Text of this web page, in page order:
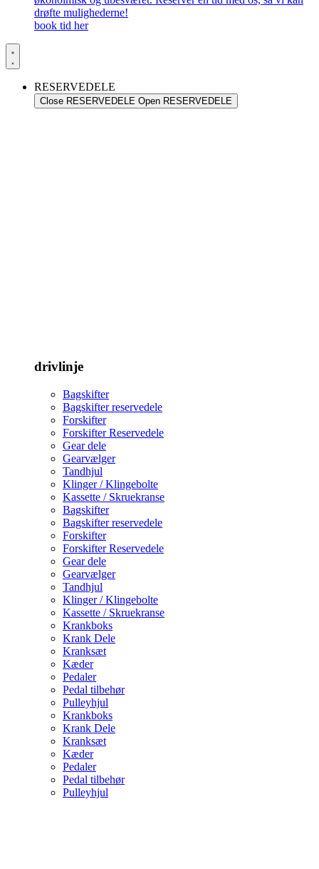
drøfte mulighederne!
book tid her
RESERVEDELE
Close RESERVEDELE Open RESERVEDELE
drivlinje
Bagskifter
Bagskifter reservedele
Forskifter
Forskifter Reservedele
Gear dele
Gearvælger
Tandhjul
Klinger / Klingebolte
Kassette / Skruekranse
Bagskifter
Bagskifter reservedele
Forskifter
Forskifter Reservedele
Gear dele
Gearvælger
Tandhjul
Klinger / Klingebolte
Kassette / Skruekranse
Krankboks
Krank Dele
Kranksæt
Kæder
Pedaler
Pedal tilbehør
Pulleyhjul
Krankboks
Krank Dele
Kranksæt
Kæder
Pedaler
Pedal tilbehør
Pulleyhjul